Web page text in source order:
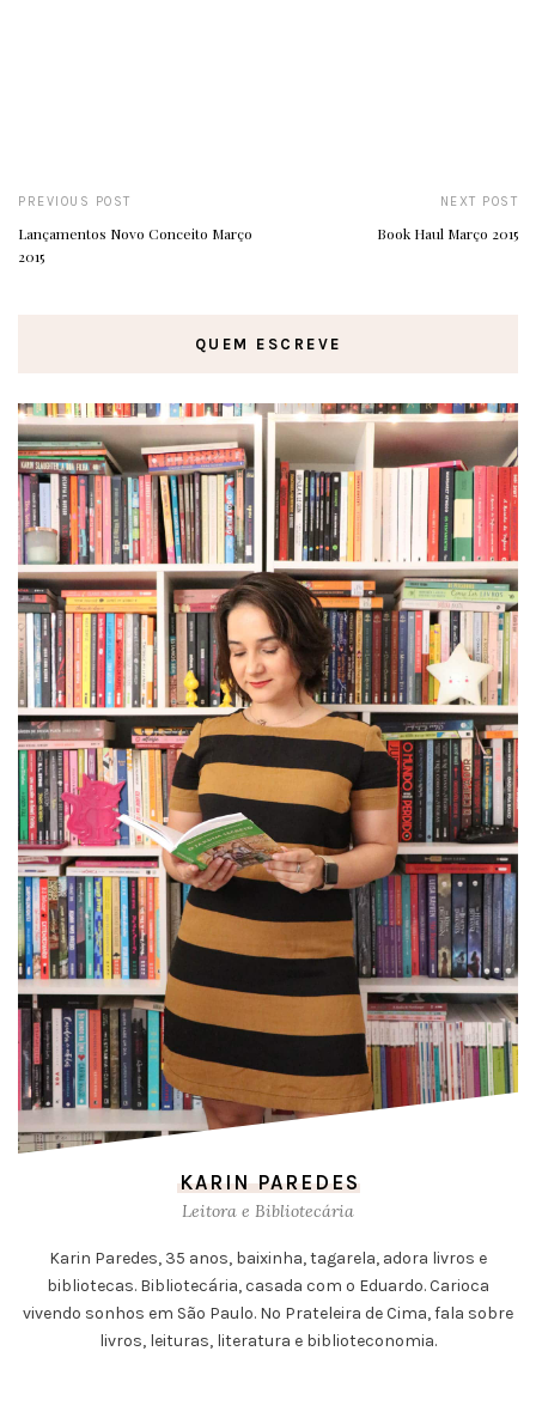
PREVIOUS POST
Lançamentos Novo Conceito Março
2015
NEXT POST
Book Haul Março 2015
QUEM ESCREVE
KARIN PAREDES
Leitora e Bibliotecária
Karin Paredes, 35 anos, baixinha, tagarela, adora livros e
bibliotecas. Bibliotecária, casada com o Eduardo. Carioca
vivendo sonhos em São Paulo. No Prateleira de Cima, fala sobre
livros, leituras, literatura e biblioteconomia.